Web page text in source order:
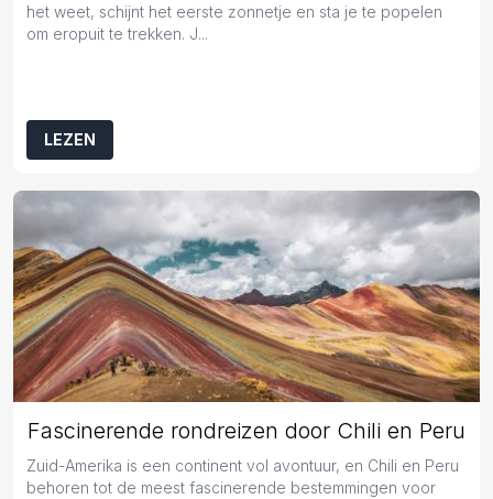
het weet, schijnt het eerste zonnetje en sta je te popelen
om eropuit te trekken. J...
LEZEN
Fascinerende rondreizen door Chili en Peru
Zuid-Amerika is een continent vol avontuur, en Chili en Peru
behoren tot de meest fascinerende bestemmingen voor